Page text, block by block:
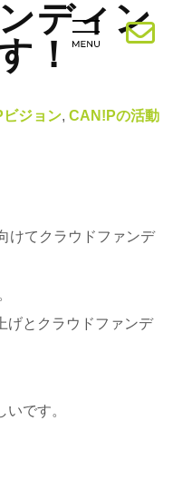
ディン
！
ジョン, CAN!Pの活動
けてクラウドファンデ
げとクラウドファンデ
です。